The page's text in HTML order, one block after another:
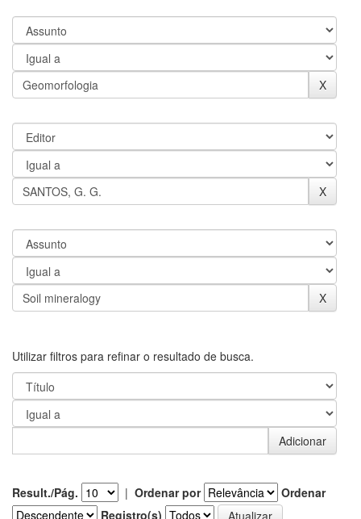
Utilizar filtros para refinar o resultado de busca.
Result./Pág. | Ordenar por
Ordenar
Registro(s)